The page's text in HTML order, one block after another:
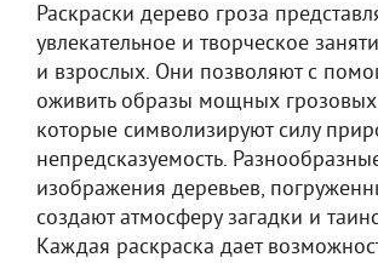
Раскраски дерево гроза
увлекательное и творческое
и взрослых. Они позволяют с
оживить образы мощных грозовых
которые символизируют силу
непредсказуемость.
изображения деревьев,
создают атмосферу загадки и
Каждая раскраска дает